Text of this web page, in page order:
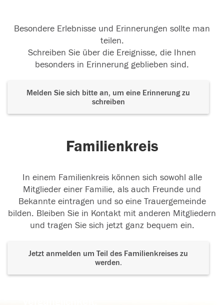
Besondere Erlebnisse und Erinnerungen sollte man
teilen.
Schreiben Sie über die Ereignisse, die Ihnen
besonders in Erinnerung geblieben sind.
Melden Sie sich bitte an, um eine Erinnerung zu
schreiben
Familienkreis
In einem Familienkreis können sich sowohl alle
Mitglieder einer Familie, als auch Freunde und
Bekannte eintragen und so eine Trauergemeinde
bilden. Bleiben Sie in Kontakt mit anderen Mitgliedern
und tragen Sie sich jetzt ganz bequem ein.
Jetzt anmelden um Teil des Familienkreises zu
werden.